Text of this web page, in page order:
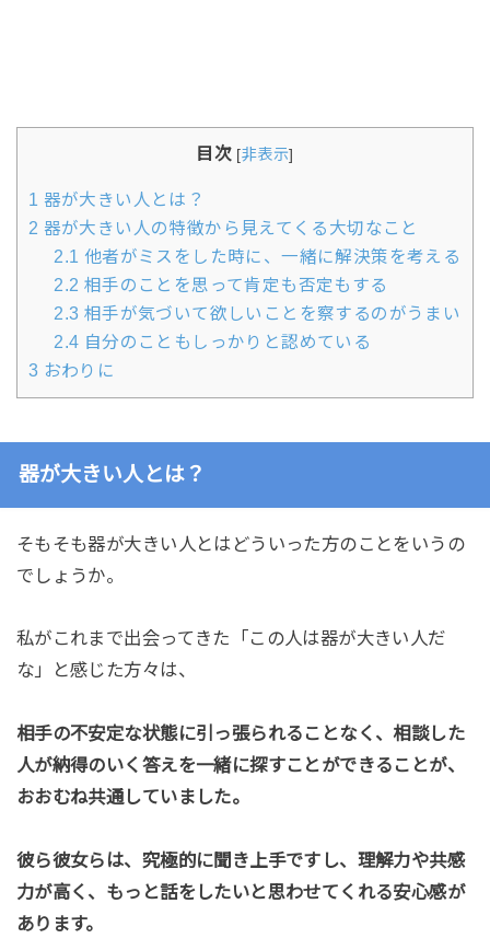
目次 [非表示]
1 器が大きい人とは？
2 器が大きい人の特徴から見えてくる大切なこと
2.1 他者がミスをした時に、一緒に解決策を考える
2.2 相手のことを思って肯定も否定もする
2.3 相手が気づいて欲しいことを察するのがうまい
2.4 自分のこともしっかりと認めている
3 おわりに
器が大きい人とは？
そもそも器が大きい人とはどういった方のことをいうの
でしょうか。
私がこれまで出会ってきた「この人は器が大きい人だ
な」と感じた方々は、
相手の不安定な状態に引っ張られることなく、相談した
人が納得のいく答えを一緒に探すことができることが、
おおむね共通していました。
彼ら彼女らは、究極的に聞き上手ですし、理解力や共感
力が高く、もっと話をしたいと思わせてくれる安心感が
あります。